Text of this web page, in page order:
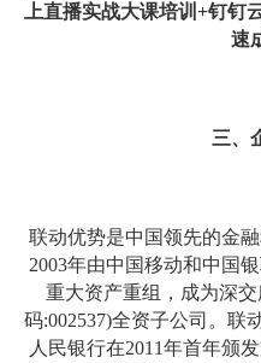
上直播实战大课培训+钉钉
速
三、
联动优势是中国领先的金
2003年由中国移动和中国
重大资产重组，成为深
码:002537)全资子公司。联
人民银行在2011年首年颁